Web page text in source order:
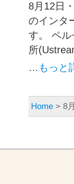
8月12日
のインタ
す。 ペ
所
… もっと
Home > 8